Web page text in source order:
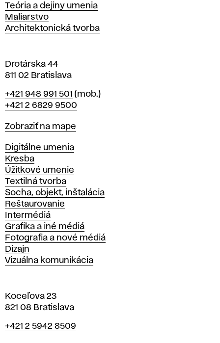
l
a
v
Katedry
Teória a dejiny umenia
Maliarstvo
Architektonická tvorba
Drotárska 44
811 02 Bratislava
Telefón
+421 948 991 501 (mob.)
+421 2 6829 9500
Mapa
Zobraziť na mape
Katedry
Digitálne umenia
Kresba
Úžitkové umenie
Textilná tvorba
Socha, objekt, inštalácia
Reštaurovanie
Intermédiá
Grafika a iné médiá
Fotografia a nové médiá
Dizajn
Vizuálna komunikácia
Koceľova 23
821 08 Bratislava
Telefón
+421 2 5942 8509